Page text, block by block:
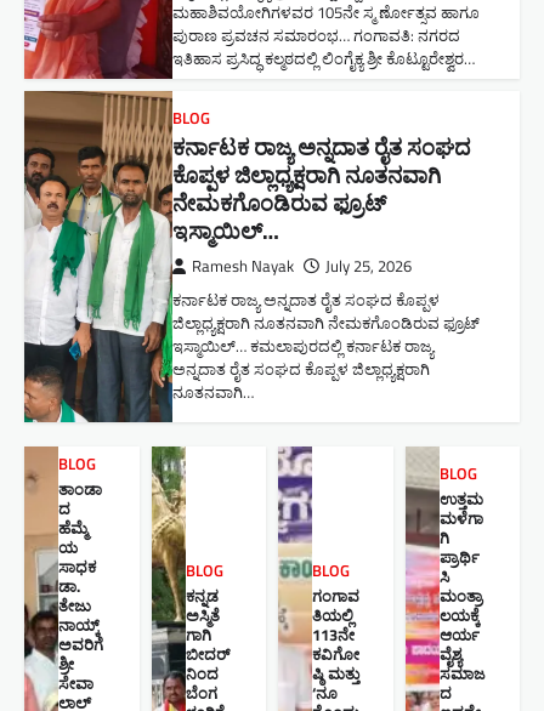
ಮಹಾಶಿವಯೋಗಿಗಳವರ 105ನೇ ಸ್ಮ ರ್ಣೋತ್ಸವ ಹಾಗೂ
ಪುರಾಣ ಪ್ರವಚನ ಸಮಾರಂಭ​… ಗಂಗಾವತಿ: ನಗರದ
ಇತಿಹಾಸ ಪ್ರಸಿದ್ಧ ಕಲ್ಮಠದಲ್ಲಿ ಲಿಂಗೈಕ್ಯ ಶ್ರೀ ಕೊಟ್ಟೂರೇಶ್ವರ…
BLOG
ಕರ್ನಾಟಕ ರಾಜ್ಯ ಅನ್ನದಾತ ರೈತ ಸಂಘದ
ಕೊಪ್ಪಳ ಜಿಲ್ಲಾಧ್ಯಕ್ಷರಾಗಿ ನೂತನವಾಗಿ
ನೇಮಕಗೊಂಡಿರುವ ಫ್ರೂಟ್
ಇಸ್ಮಾಯಿಲ್…
Ramesh Nayak July 25, 2026
ಕರ್ನಾಟಕ ರಾಜ್ಯ ಅನ್ನದಾತ ರೈತ ಸಂಘದ ಕೊಪ್ಪಳ
ಜಿಲ್ಲಾಧ್ಯಕ್ಷರಾಗಿ ನೂತನವಾಗಿ ನೇಮಕಗೊಂಡಿರುವ ಫ್ರೂಟ್
ಇಸ್ಮಾಯಿಲ್… ಕಮಲಾಪುರದಲ್ಲಿ ಕರ್ನಾಟಕ ರಾಜ್ಯ
ಅನ್ನದಾತ ರೈತ ಸಂಘದ ಕೊಪ್ಪಳ ಜಿಲ್ಲಾಧ್ಯಕ್ಷರಾಗಿ
ನೂತನವಾಗಿ…
BLOG
ತಾಂಡಾ
ದ
ಹೆಮ್ಮೆ
ಯ
ಸಾಧಕ
ಡಾ.
ತೇಜು
ನಾಯ್ಕ್
ಅವರಿಗೆ
ಶ್ರೀ
ಸೇವಾ
ಲಾಲ್
BLOG
ಕನ್ನಡ
ಅಸ್ಮಿತೆ
ಗಾಗಿ
ಬೀದರ್
ನಿಂದ
ಬೆಂಗ
BLOG
ಗಂಗಾವ
ತಿಯಲ್ಲಿ
113ನೇ
ಕವಿಗೋ
ಷ್ಠಿ ಮತ್ತು
‘ನೂ
BLOG
ಉತ್ತಮ
ಮಳೆಗಾ
ಗಿ
ಪ್ರಾರ್ಥಿ
ಸಿ
ಮಂತ್ರಾ
ಲಯಕ್ಕೆ
ಆರ್ಯ
ವೈಶ್ಯ
ಸಮಾಜ
ದ